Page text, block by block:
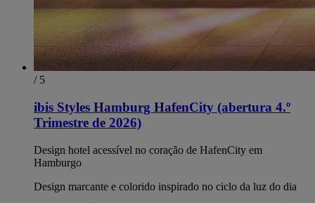
/ 5
ibis Styles Hamburg HafenCity (abertura 4.º
Trimestre de 2026)
Design hotel acessível no coração de HafenCity em
Hamburgo
Design marcante e colorido inspirado no ciclo da luz do dia